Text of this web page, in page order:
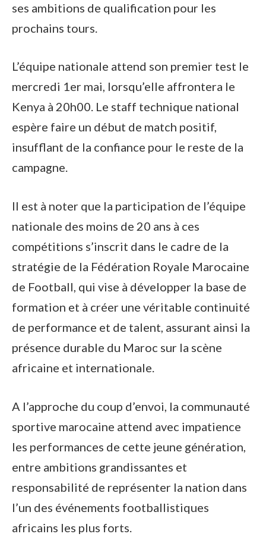
ses ambitions de qualification pour les
prochains tours.
L’équipe nationale attend son premier test le
mercredi 1er mai, lorsqu’elle affrontera le
Kenya à 20h00. Le staff technique national
espère faire un début de match positif,
insufflant de la confiance pour le reste de la
campagne.
Il est à noter que la participation de l’équipe
nationale des moins de 20 ans à ces
compétitions s’inscrit dans le cadre de la
stratégie de la Fédération Royale Marocaine
de Football, qui vise à développer la base de
formation et à créer une véritable continuité
de performance et de talent, assurant ainsi la
présence durable du Maroc sur la scène
africaine et internationale.
A l’approche du coup d’envoi, la communauté
sportive marocaine attend avec impatience
les performances de cette jeune génération,
entre ambitions grandissantes et
responsabilité de représenter la nation dans
l’un des événements footballistiques
africains les plus forts.